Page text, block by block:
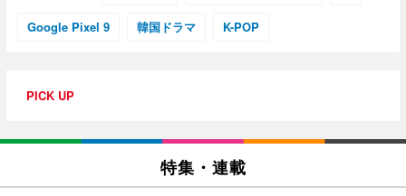
Google Pixel 9 韓国ドラマ K-POP
PICK UP
特集・連載